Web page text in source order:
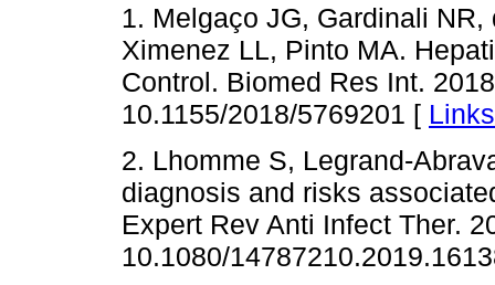
1. Melgaço JG, Gardinali
Ximenez LL, Pinto MA.
Control. Biomed Res Int.
10.1155/2018/5769201 [ Links
2. Lhomme S, Legrand-
diagnosis and risks
Expert Rev Anti Infect Ther.
10.1080/